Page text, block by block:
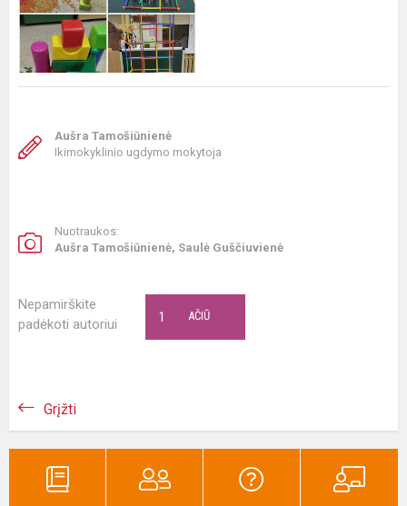
Aušra Tamošiūnienė
Ikimokyklinio ugdymo mokytoja
Nuotraukos:
Aušra Tamošiūnienė, Saulė Guščiuvienė
Nepamirškite
padėkoti autoriui
AČIŪ
1
Grįžti